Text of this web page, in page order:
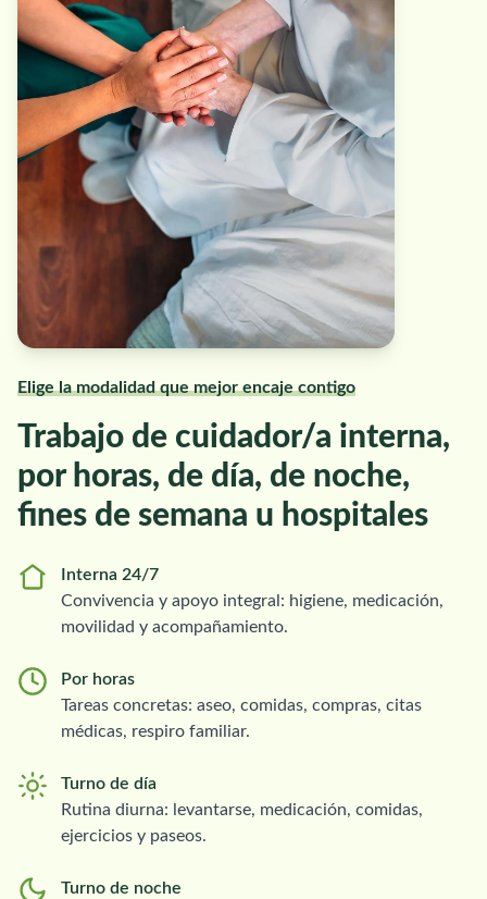
Elige la modalidad que mejor encaje contigo
Trabajo de cuidador/a interna,
por horas, de día, de noche,
fines de semana u hospitales
Interna 24/7
Convivencia y apoyo integral: higiene, medicación,
movilidad y acompañamiento.
Por horas
Tareas concretas: aseo, comidas, compras, citas
médicas, respiro familiar.
Turno de día
Rutina diurna: levantarse, medicación, comidas,
ejercicios y paseos.
Turno de noche